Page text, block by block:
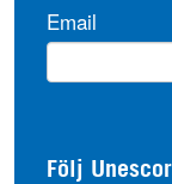
Email
Följ